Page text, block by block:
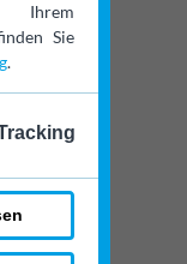
Ihrem
Sie
.